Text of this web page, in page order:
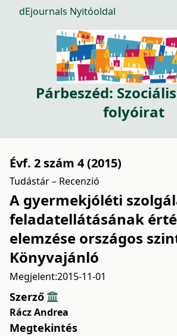
dEjournals Nyitóoldal
Párbeszéd:
folyóirat
Évf. 2 szám 4 (2015)
Tudástár – Recenzió
A gyermekjóléti
feladatellátásának
elemzése országos
Könyvajánló
Megjelent:2015-11-01
Szerző
Rácz Andrea
Megtekintés